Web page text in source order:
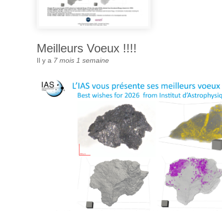
Meilleurs Voeux !!!!
Il y a 7 mois 1 semaine